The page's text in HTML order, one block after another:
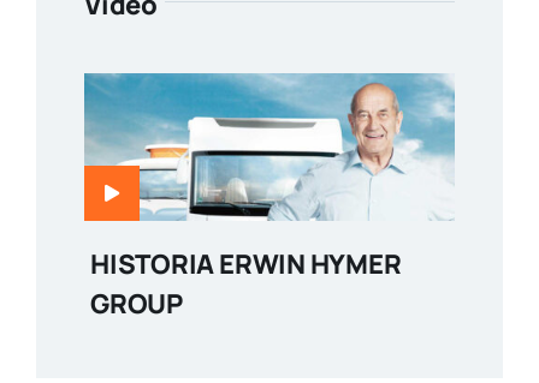
HISTORIA ERWIN HYMER
GROUP